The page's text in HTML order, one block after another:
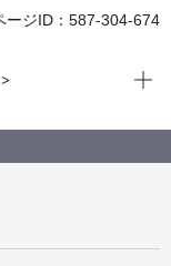
ージID：587-304-674
術を世界へ発信
現在